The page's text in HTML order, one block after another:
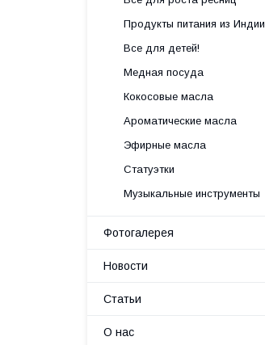
Продукты питания из Индии
Все для детей!
Медная посуда
Кокосовые масла
Ароматические масла
Эфирные масла
Статуэтки
Музыкальные инструменты
Фотогалерея
Новости
Статьи
О нас